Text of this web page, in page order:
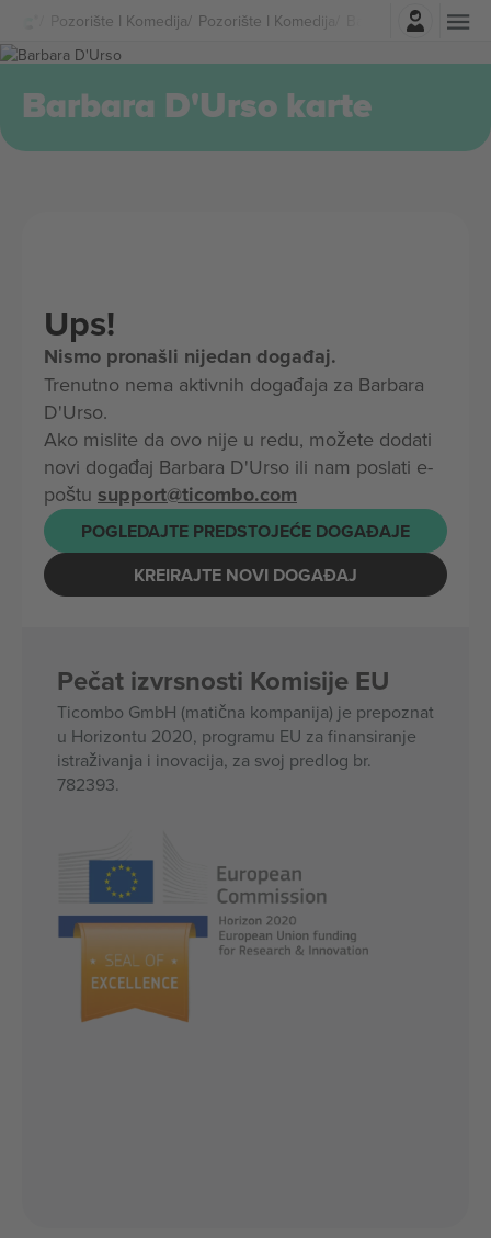
Pozorište I Komedija Pozorište I Komedija Barbara D'Urso Karte
Najavite se
Barbara D'Urso karte
Ups!
Nismo pronašli nijedan događaj.
Trenutno nema aktivnih događaja za Barbara
D'Urso.
Ako mislite da ovo nije u redu, možete dodati
novi događaj Barbara D'Urso ili nam poslati e-
poštu support@ticombo.com
POGLEDAJTE PREDSTOJEĆE DOGAĐAJE
KREIRAJTE NOVI DOGAĐAJ
Pečat izvrsnosti Komisije EU
Ticombo GmbH (matična kompanija) je prepoznat
u Horizontu 2020, programu EU za finansiranje
istraživanja i inovacija, za svoj predlog br.
782393.